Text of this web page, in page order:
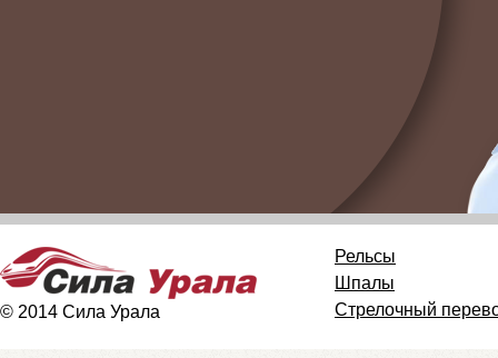
© 2014 Сила Урала
Рельсы
Шпалы
Стрелочный